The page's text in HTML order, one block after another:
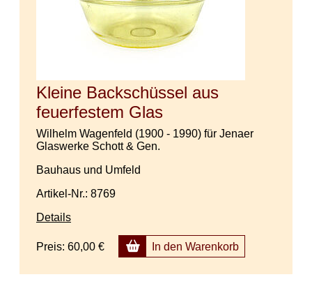
Kleine Backschüssel aus
feuerfestem Glas
Wilhelm Wagenfeld (1900 - 1990) für Jenaer
Glaswerke Schott & Gen.
Bauhaus und Umfeld
Artikel-Nr.: 8769
Details
Preis: 60,00 € In den Warenkorb